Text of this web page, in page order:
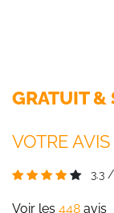
GRATUIT &
VOTRE
3.3 /
Voir les 448 avis